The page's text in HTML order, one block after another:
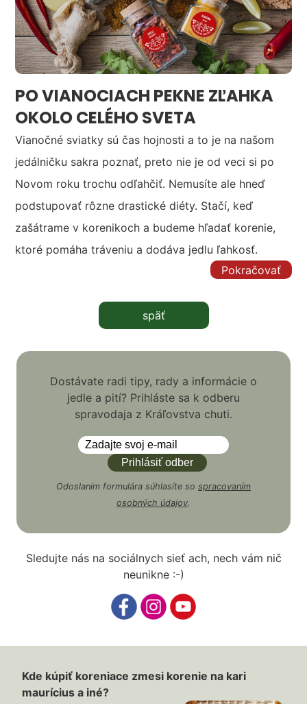
PO VIANOCIACH PEKNE ZĽAHKA
OKOLO CELÉHO SVETA
Vianočné sviatky sú čas hojnosti a to je na našom
jedálničku sakra poznať, preto nie je od veci si po
Novom roku trochu odľahčiť. Nemusíte ale hneď
podstupovať rôzne drastické diéty. Stačí, keď
zašátrame v korenikoch a budeme hľadať korenie,
ktoré pomáha tráveniu a dodáva jedlu ľahkosť.
Pokračovať
späť
Dostávate radi tipy, rady a informácie o
jedle a pití? Prihláste sa k odberu
spravodaja z Kráľovstva chuti.
Odoslaním formulára súhlasíte so spracovaním
osobných údajov.
Sledujte nás na sociálnych sieť ach, nech vám nič
neunikne :-)
Kde kúpiť koreniace zmesi korenie na kari
maurícius a iné?